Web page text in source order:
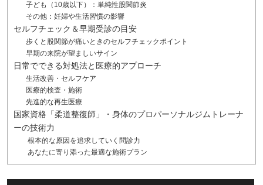
子ども（10歳以下）：単純性股関節炎
その他：妊婦や生活習慣の影響
セルフチェック＆早期受診の目安
歩くと股関節が痛いときのセルフチェックポイント
早期の来院が望ましいサイン
日常でできる対処法と医療的アプローチ
生活改善・セルフケア
医療的検査・施術
先進的な再生医療
国家資格「柔道整復師」・身体のプロパーソナルジムトレーナ
ーの技術力
根本的な原因を追求していく問診力
あなたに寄り添った最適な施術プラン